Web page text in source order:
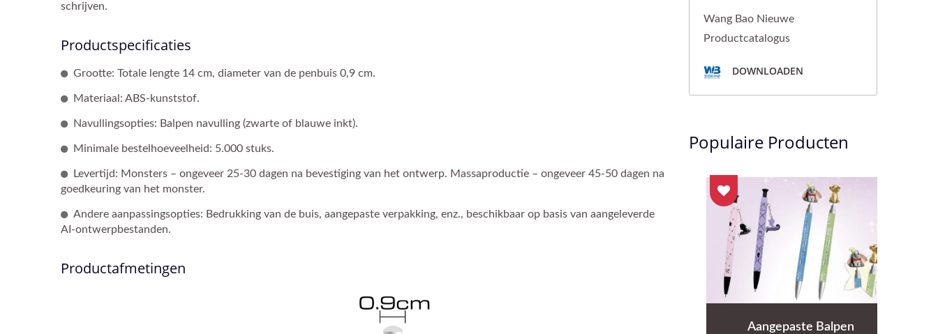
schrijven.
Productspecificaties
Grootte: Totale lengte 14 cm, diameter van de penbuis 0,9 cm.
Materiaal: ABS-kunststof.
Navullingsopties: Balpen navulling (zwarte of blauwe inkt).
Minimale bestelhoeveelheid: 5.000 stuks.
Levertijd: Monsters – ongeveer 25-30 dagen na bevestiging van het ontwerp. Massaproductie – ongeveer 45-50 dagen na
goedkeuring van het monster.
Andere aanpassingsopties: Bedrukking van de buis, aangepaste verpakking, enz., beschikbaar op basis van aangeleverde
AI-ontwerpbestanden.
Productafmetingen
Wang Bao Nieuwe
Productcatalogus
DOWNLOADEN
Populaire Producten
Aangepaste Balpen Aangepaste Balpen